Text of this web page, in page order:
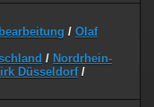
/ Olaf
/ Nordrhein-
Düsseldorf/